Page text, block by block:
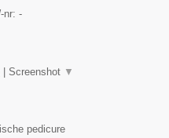
nr: -
| Screenshot ▼
pedicure